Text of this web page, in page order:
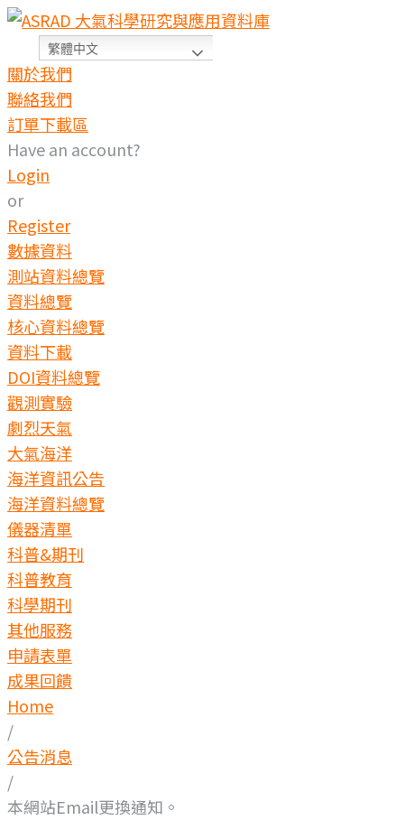
繁體中文
關於我們
聯絡我們
訂單下載區
Have an account?
Login
or
Register
數據資料
測站資料總覽
資料總覽
核心資料總覽
資料下載
DOI資料總覽
觀測實驗
劇烈天氣
大氣海洋
海洋資訊公告
海洋資料總覽
儀器清單
科普&期刊
科普教育
科學期刊
其他服務
申請表單
成果回饋
Home
/
公告消息
/
本網站Email更換通知。